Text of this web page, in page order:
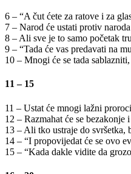
6 – “A čut ćete za ratove i za
7 – Narod će ustati protiv
8 – Ali sve je to samo početak
9 – “Tada će vas predavati na
10 – Mnogi će se tada
11 – 15
11 – Ustat će mnogi lažni
12 – Razmahat će se
13 – Ali tko ustraje do svršetka,
14 – “I propovijedat će se ovo
15 – “Kada dakle vidite da